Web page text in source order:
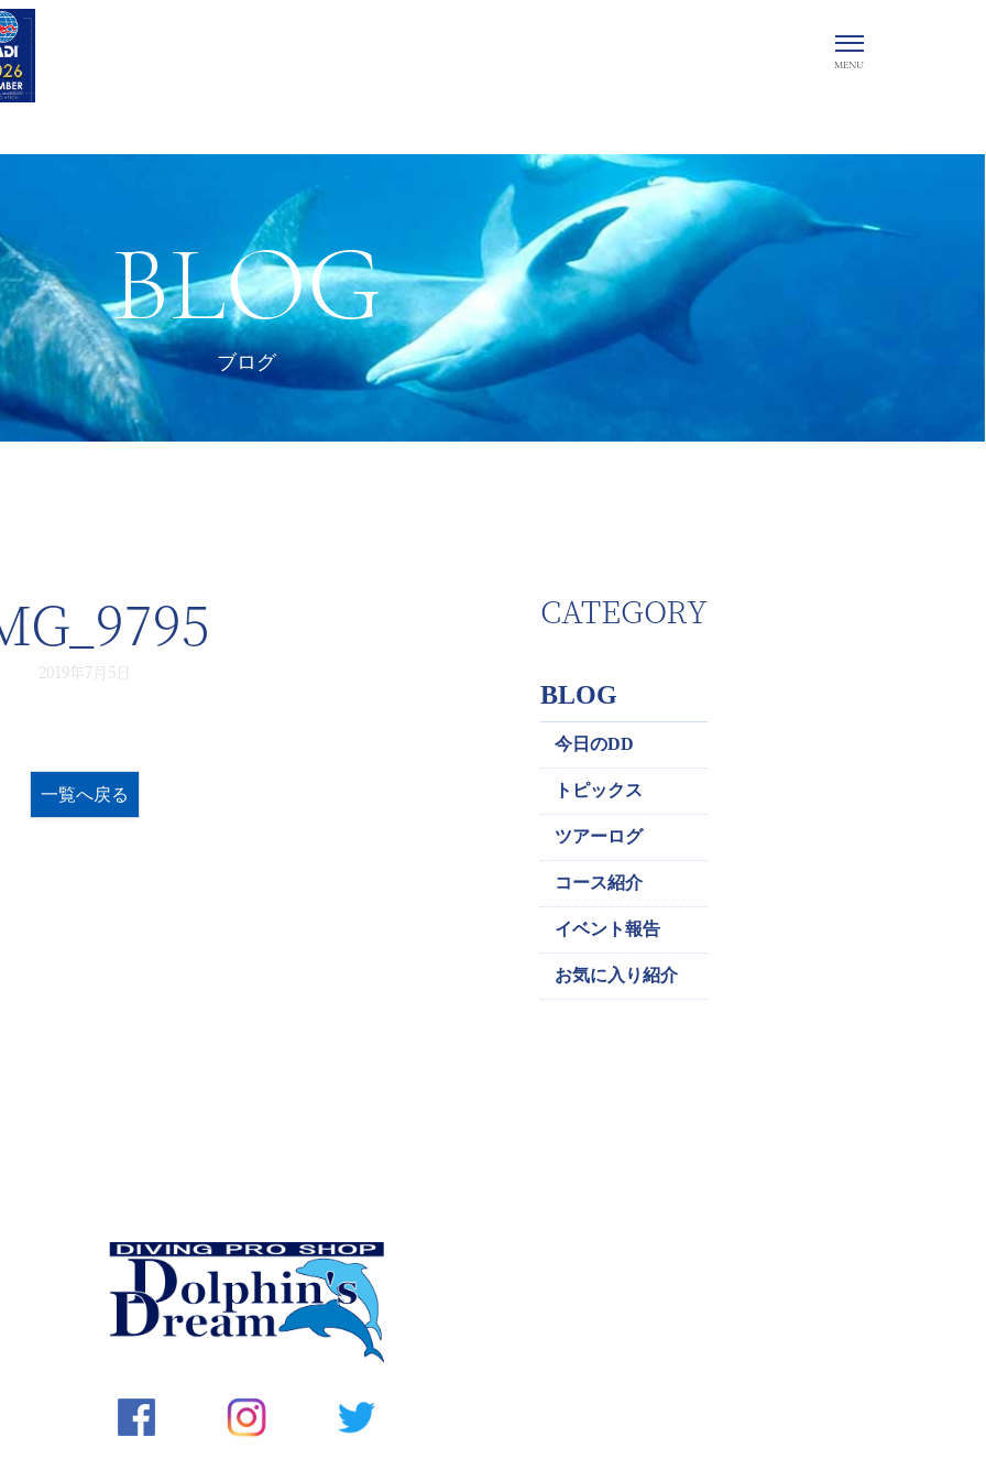
BLOG
ブログ
2019年7月5日
一覧へ戻る
CATEGORY
BLOG
今日のDD
トピックス
ツアーログ
コース紹介
イベント報告
お気に入り紹介